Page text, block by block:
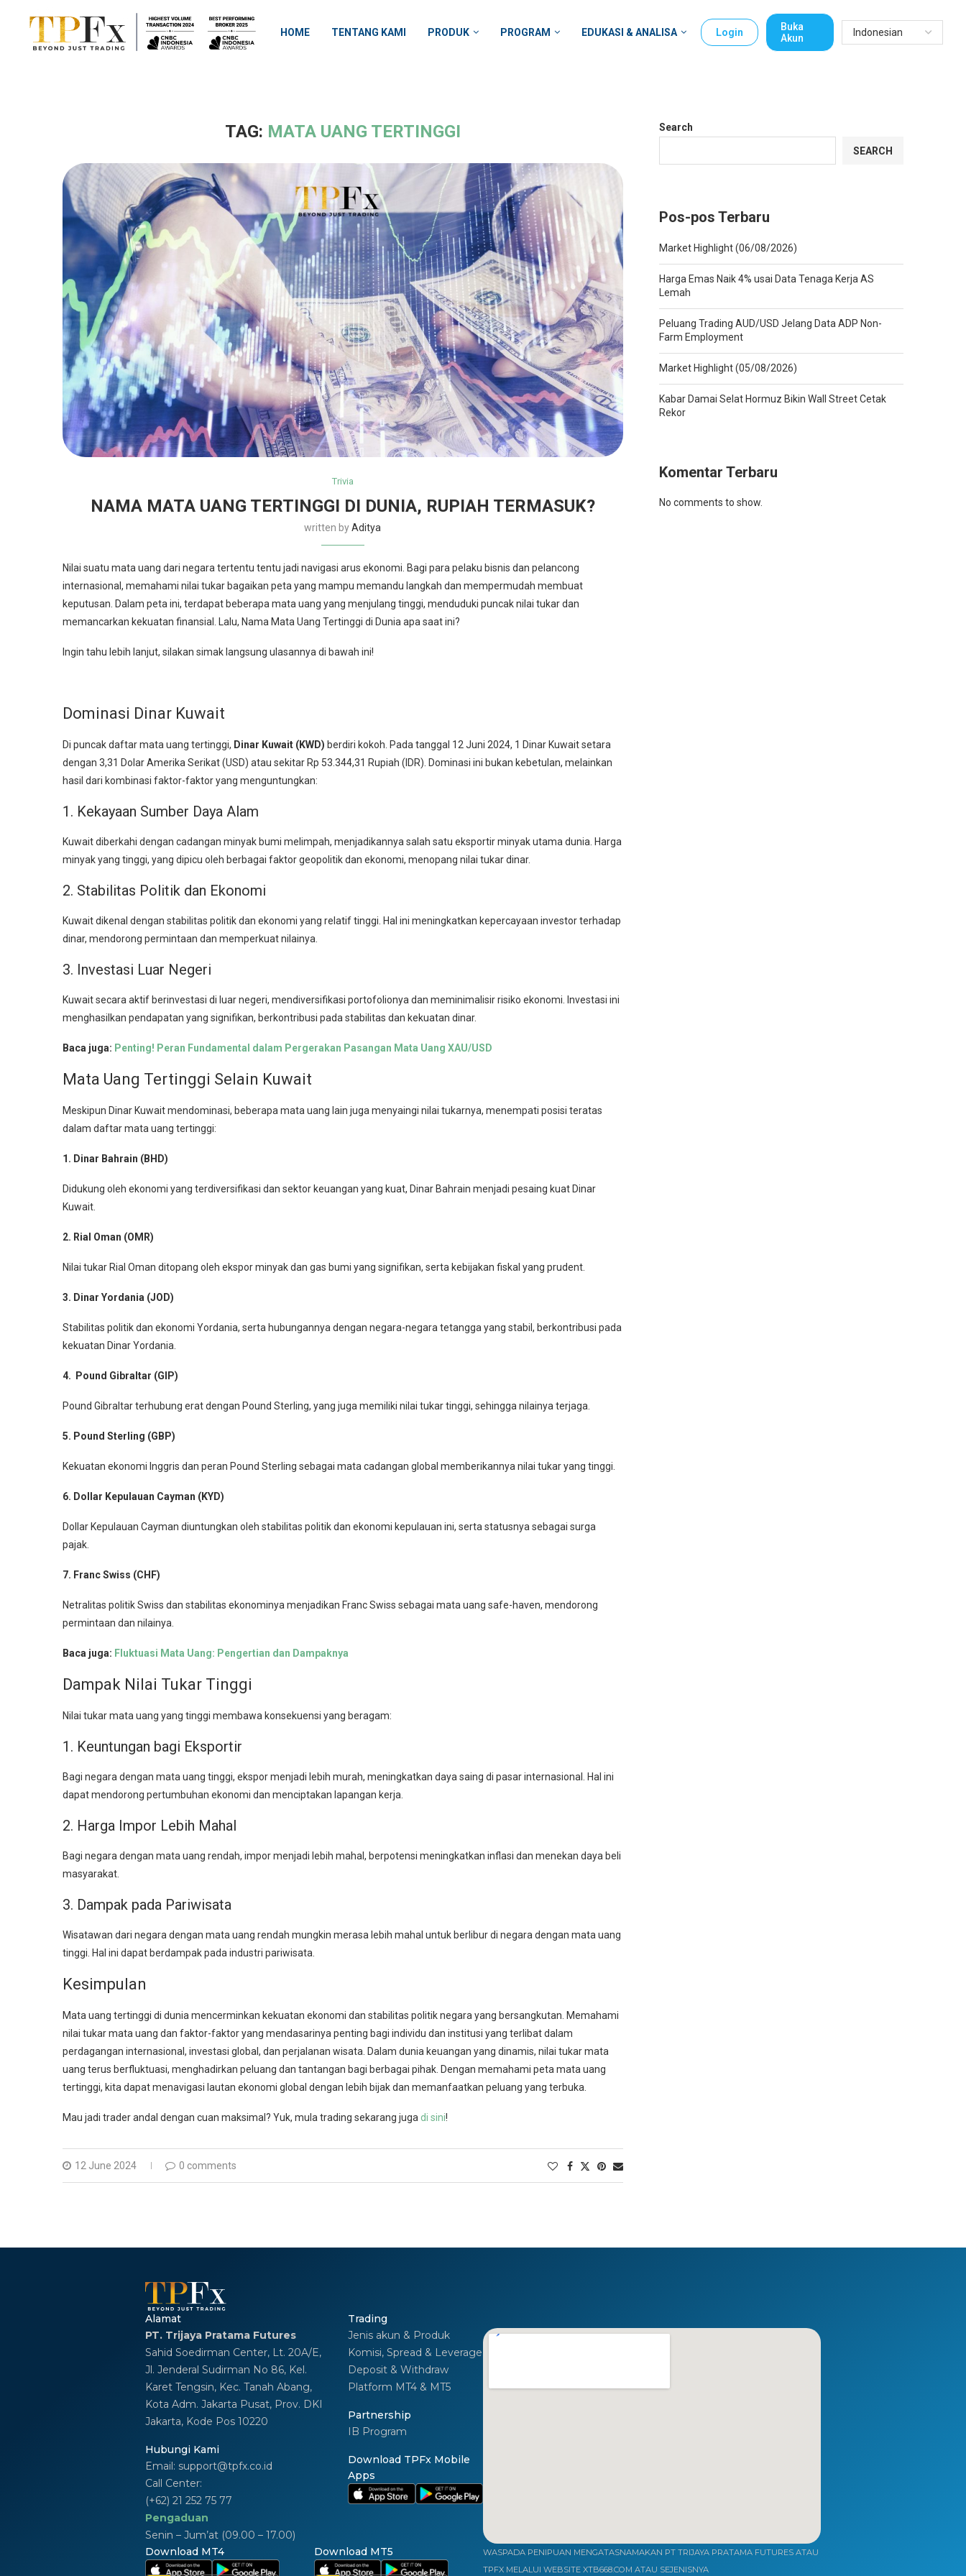
HOME TENTANG KAMI PRODUK PROGRAM EDUKASI & ANALISA Login
Buka
Akun
TAG: MATA UANG TERTINGGI
Trivia
NAMA MATA UANG TERTINGGI DI DUNIA, RUPIAH TERMASUK?
written byAditya
Nilai suatu mata uang dari negara tertentu tentu jadi navigasi arus ekonomi. Bagi para pelaku bisnis dan pelancong
internasional, memahami nilai tukar bagaikan peta yang mampu memandu langkah dan mempermudah membuat
keputusan. Dalam peta ini, terdapat beberapa mata uang yang menjulang tinggi, menduduki puncak nilai tukar dan
memancarkan kekuatan finansial. Lalu, Nama Mata Uang Tertinggi di Dunia apa saat ini?
Ingin tahu lebih lanjut, silakan simak langsung ulasannya di bawah ini!
Dominasi Dinar Kuwait
Di puncak daftar mata uang tertinggi, Dinar Kuwait (KWD) berdiri kokoh. Pada tanggal 12 Juni 2024, 1 Dinar Kuwait setara
dengan 3,31 Dolar Amerika Serikat (USD) atau sekitar Rp 53.344,31 Rupiah (IDR). Dominasi ini bukan kebetulan, melainkan
hasil dari kombinasi faktor-faktor yang menguntungkan:
1. Kekayaan Sumber Daya Alam
Kuwait diberkahi dengan cadangan minyak bumi melimpah, menjadikannya salah satu eksportir minyak utama dunia. Harga
minyak yang tinggi, yang dipicu oleh berbagai faktor geopolitik dan ekonomi, menopang nilai tukar dinar.
2. Stabilitas Politik dan Ekonomi
Kuwait dikenal dengan stabilitas politik dan ekonomi yang relatif tinggi. Hal ini meningkatkan kepercayaan investor terhadap
dinar, mendorong permintaan dan memperkuat nilainya.
3. Investasi Luar Negeri
Kuwait secara aktif berinvestasi di luar negeri, mendiversifikasi portofolionya dan meminimalisir risiko ekonomi. Investasi ini
menghasilkan pendapatan yang signifikan, berkontribusi pada stabilitas dan kekuatan dinar.
Baca juga: Penting! Peran Fundamental dalam Pergerakan Pasangan Mata Uang XAU/USD
Mata Uang Tertinggi Selain Kuwait
Meskipun Dinar Kuwait mendominasi, beberapa mata uang lain juga menyaingi nilai tukarnya, menempati posisi teratas
dalam daftar mata uang tertinggi:
1. Dinar Bahrain (BHD)
Didukung oleh ekonomi yang terdiversifikasi dan sektor keuangan yang kuat, Dinar Bahrain menjadi pesaing kuat Dinar
Kuwait.
2. Rial Oman (OMR)
Nilai tukar Rial Oman ditopang oleh ekspor minyak dan gas bumi yang signifikan, serta kebijakan fiskal yang prudent.
3. Dinar Yordania (JOD)
Stabilitas politik dan ekonomi Yordania, serta hubungannya dengan negara-negara tetangga yang stabil, berkontribusi pada
kekuatan Dinar Yordania.
4. Pound Gibraltar (GIP)
Pound Gibraltar terhubung erat dengan Pound Sterling, yang juga memiliki nilai tukar tinggi, sehingga nilainya terjaga.
5. Pound Sterling (GBP)
Kekuatan ekonomi Inggris dan peran Pound Sterling sebagai mata cadangan global memberikannya nilai tukar yang tinggi.
6. Dollar Kepulauan Cayman (KYD)
Dollar Kepulauan Cayman diuntungkan oleh stabilitas politik dan ekonomi kepulauan ini, serta statusnya sebagai surga
pajak.
7. Franc Swiss (CHF)
Netralitas politik Swiss dan stabilitas ekonominya menjadikan Franc Swiss sebagai mata uang safe-haven, mendorong
permintaan dan nilainya.
Baca juga: Fluktuasi Mata Uang: Pengertian dan Dampaknya
Dampak Nilai Tukar Tinggi
Nilai tukar mata uang yang tinggi membawa konsekuensi yang beragam:
1. Keuntungan bagi Eksportir
Bagi negara dengan mata uang tinggi, ekspor menjadi lebih murah, meningkatkan daya saing di pasar internasional. Hal ini
dapat mendorong pertumbuhan ekonomi dan menciptakan lapangan kerja.
2. Harga Impor Lebih Mahal
Bagi negara dengan mata uang rendah, impor menjadi lebih mahal, berpotensi meningkatkan inflasi dan menekan daya beli
masyarakat.
3. Dampak pada Pariwisata
Wisatawan dari negara dengan mata uang rendah mungkin merasa lebih mahal untuk berlibur di negara dengan mata uang
tinggi. Hal ini dapat berdampak pada industri pariwisata.
Kesimpulan
Mata uang tertinggi di dunia mencerminkan kekuatan ekonomi dan stabilitas politik negara yang bersangkutan. Memahami
nilai tukar mata uang dan faktor-faktor yang mendasarinya penting bagi individu dan institusi yang terlibat dalam
perdagangan internasional, investasi global, dan perjalanan wisata. Dalam dunia keuangan yang dinamis, nilai tukar mata
uang terus berfluktuasi, menghadirkan peluang dan tantangan bagi berbagai pihak. Dengan memahami peta mata uang
tertinggi, kita dapat menavigasi lautan ekonomi global dengan lebih bijak dan memanfaatkan peluang yang terbuka.
Mau jadi trader andal dengan cuan maksimal? Yuk, mula trading sekarang juga di sini!
12 June 2024 0 comments
Search
SEARCH
Pos-pos Terbaru
Market Highlight (06/08/2026)
Harga Emas Naik 4% usai Data Tenaga Kerja AS
Lemah
Peluang Trading AUD/USD Jelang Data ADP Non-
Farm Employment
Market Highlight (05/08/2026)
Kabar Damai Selat Hormuz Bikin Wall Street Cetak
Rekor
Komentar Terbaru
No comments to show.
Alamat
PT. Trijaya Pratama Futures
Sahid Soedirman Center, Lt. 20A/E,
Jl. Jenderal Sudirman No 86, Kel.
Karet Tengsin, Kec. Tanah Abang,
Kota Adm. Jakarta Pusat, Prov. DKI
Jakarta, Kode Pos 10220
Hubungi Kami
Email: support@tpfx.co.id
Call Center:
(+62) 21 252 75 77
Pengaduan
Senin – Jum’at (09.00 – 17.00)
Trading
Jenis akun & Produk
Komisi, Spread & Leverage
Deposit & Withdraw
Platform MT4 & MT5
Partnership
IB Program
Download TPFx Mobile
Apps
Download MT4 Download MT5
WASPADA PENIPUAN MENGATASNAMAKAN PT TRIJAYA PRATAMA FUTURES ATAU
TPFX MELALUI WEBSITE XTB668.COM ATAU SEJENISNYA